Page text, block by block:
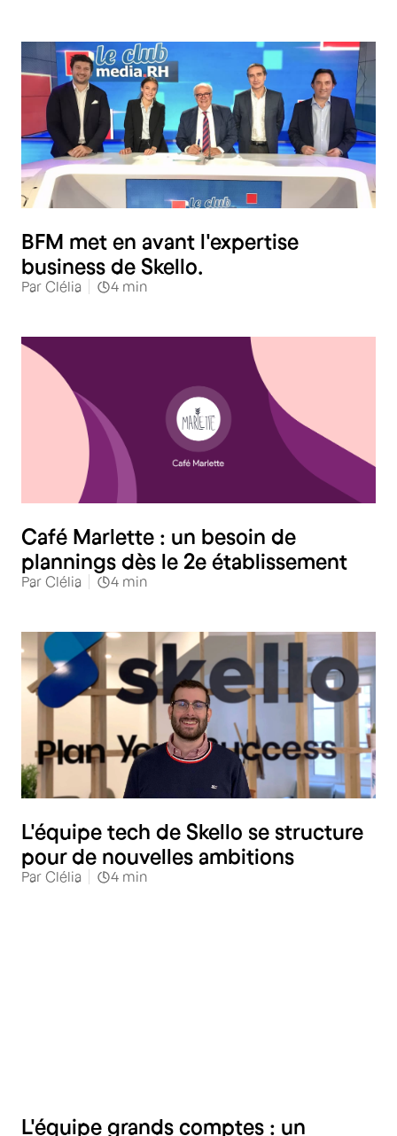
BFM met en avant l'expertise
business de Skello.
Par Clélia 4 min
Café Marlette : un besoin de
plannings dès le 2e établissement
Par Clélia 4 min
L'équipe tech de Skello se structure
pour de nouvelles ambitions
Par Clélia 4 min
L'équipe grands comptes : un